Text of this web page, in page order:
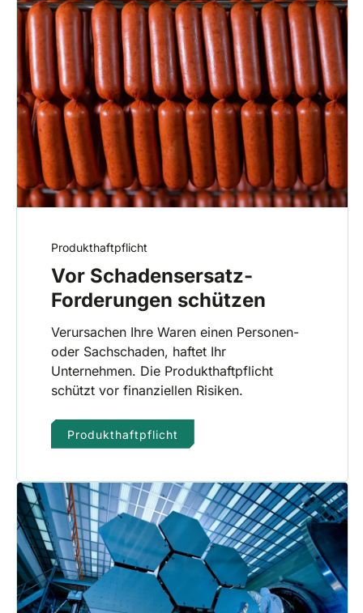
Produkthaftpflicht
Vor Schadensersatz-
Forderungen schützen
Verursachen Ihre Waren einen Personen-
oder Sachschaden, haftet Ihr
Unternehmen. Die Produkthaftpflicht
schützt vor finanziellen Risiken.
Produkthaftpflicht